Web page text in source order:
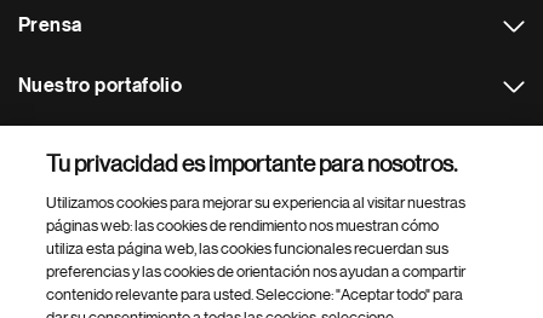
Prensa
Nuestro portafolio
Footer Site Search
Tu privacidad es importante para nosotros.
Utilizamos cookies para mejorar su experiencia al visitar nuestras
páginas web: las cookies de rendimiento nos muestran cómo
utiliza esta página web, las cookies funcionales recuerdan sus
preferencias y las cookies de orientación nos ayudan a compartir
contenido relevante para usted. Seleccione: "Aceptar todo" para